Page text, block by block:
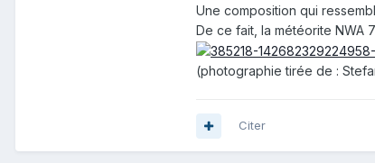
Une composition qui
De ce fait, la météorite NWA
(photographie tirée de :
Citer